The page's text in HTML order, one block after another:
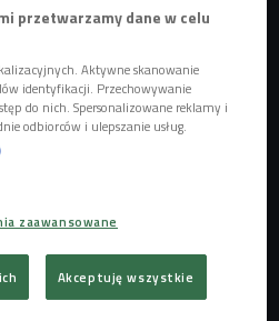
Pixabay/dom. publiczna
Kubisiak z Work Service. - Na
nie przygotowuje
przejścia z etapu uczenia się na
przetwarzamy dane w celu
Aktywne skanowanie
identyfikacji. Przechowywanie
do nich. Spersonalizowane reklamy i
odbiorców i ulepszanie usług.
zaawansowane
Akceptuję wszystkie